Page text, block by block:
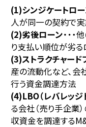
(1)シンジケートロ
人が同一の契約で
(2)劣後ローン・・
り支払い順位が劣る
(3)ストラクチャード
産の流動化など、会
行う資金調達方法
(4)LBO（レバレッジ
る会社（売り手企業
収資金を調達する